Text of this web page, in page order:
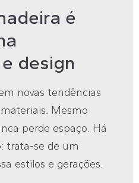
é
design
novas tendências
Mesmo
perde espaço. Há
trata-se de um
estilos e gerações.